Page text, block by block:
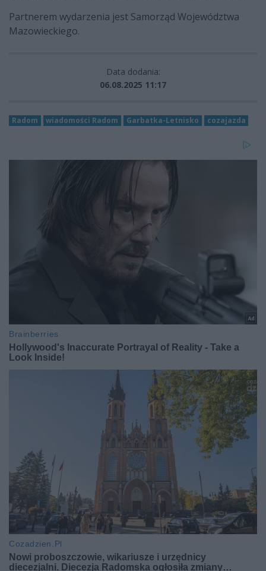
Partnerem wydarzenia jest Samorząd Województwa
Mazowieckiego.
Data dodania:
06.08.2025 11:17
Radom wiadomości Radom Garbatka-Letnisko cozajazda